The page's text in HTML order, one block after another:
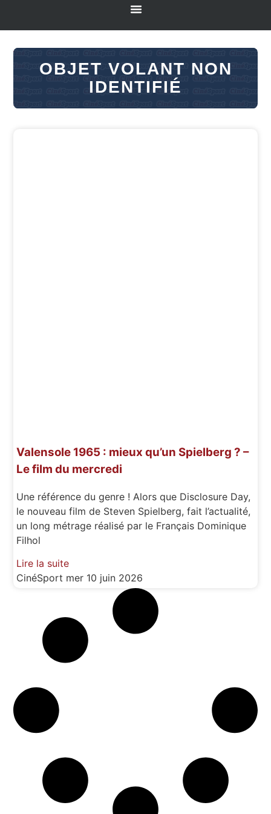
OBJET VOLANT NON
IDENTIFIÉ
Valensole 1965 : mieux qu’un Spielberg ? –
Le film du mercredi
Une référence du genre ! Alors que Disclosure Day,
le nouveau film de Steven Spielberg, fait l’actualité,
un long métrage réalisé par le Français Dominique
Filhol
Lire la suite
CinéSport mer 10 juin 2026